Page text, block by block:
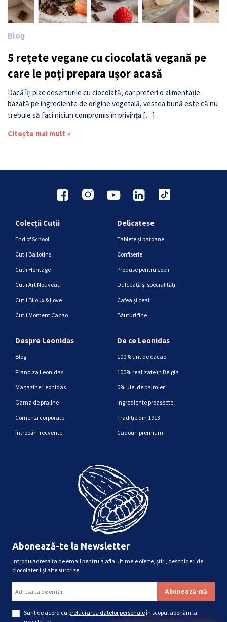
Blog
5 rețete vegane cu ciocolată vegană pe
care le poți prepara ușor acasă
Dacă îți plac deserturile cu ciocolată, dar preferi o alimentație
bazată pe ingrediente de origine vegetală, vestea bună este că nu
trebuie să faci niciun compromis în privința […]
Citește mai mult »
Colecții Cutii
End of School
Cutii Ballotins
Cutii Heritage
Cutii Art Nouveau
Cutii Bijoux & Love
Cutii Moment Cacao
Delicatese
Tablete și batoane
Confiserie
Produse pentru copii
Dulceață și specialități
Cafea și ceai
Băuturi fine
Despre Leonidas
Blog
Franciza Leonidas
Magazine Leonidas
Gama de praline
Comenzi corporate
Întrebări frecvente
De ce Leonidas
100% unt de cacao
100% realizate în Belgia
0% ulei de palmier
Ingrediente proaspete
Tradiție din 1913
Cadouri premium
Abonează-te la Newsletter
Introdu adresa ta de email pentru a afla ultimele oferte, știri, deschideri de
ciocolaterii și alte surprize:
Sunt de acord cu prelucrarea datelor personaleîn scopul abonării la